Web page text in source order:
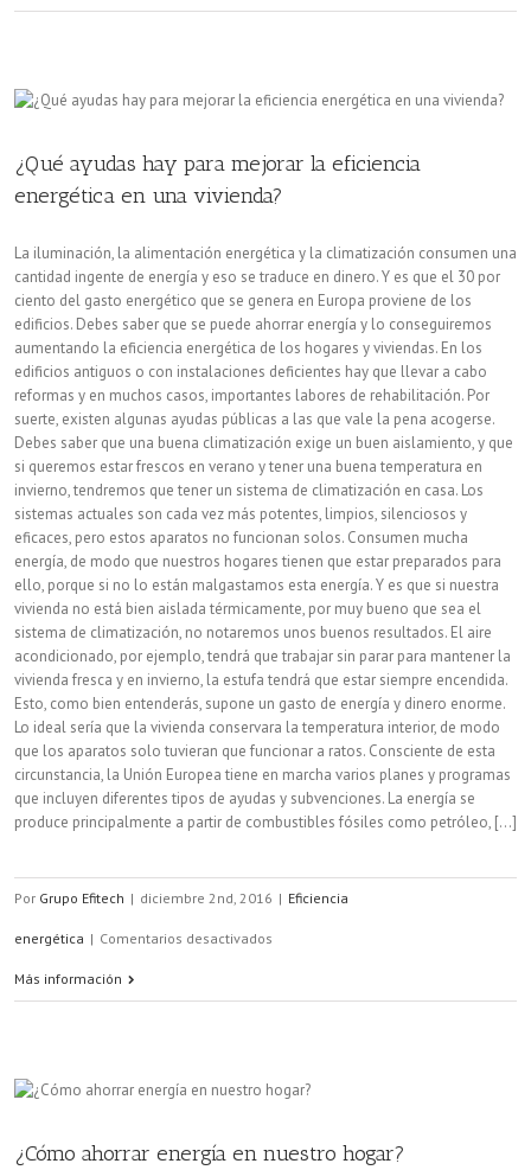
energía
eficiencia?
¿Qué ayudas hay para mejorar la eficiencia
energética en una vivienda?
La iluminación, la alimentación energética y la climatización consumen una
cantidad ingente de energía y eso se traduce en dinero. Y es que el 30 por
ciento del gasto energético que se genera en Europa proviene de los
edificios. Debes saber que se puede ahorrar energía y lo conseguiremos
aumentando la eficiencia energética de los hogares y viviendas. En los
edificios antiguos o con instalaciones deficientes hay que llevar a cabo
reformas y en muchos casos, importantes labores de rehabilitación. Por
suerte, existen algunas ayudas públicas a las que vale la pena acogerse.
Debes saber que una buena climatización exige un buen aislamiento, y que
si queremos estar frescos en verano y tener una buena temperatura en
invierno, tendremos que tener un sistema de climatización en casa. Los
sistemas actuales son cada vez más potentes, limpios, silenciosos y
eficaces, pero estos aparatos no funcionan solos. Consumen mucha
energía, de modo que nuestros hogares tienen que estar preparados para
ello, porque si no lo están malgastamos esta energía. Y es que si nuestra
vivienda no está bien aislada térmicamente, por muy bueno que sea el
sistema de climatización, no notaremos unos buenos resultados. El aire
acondicionado, por ejemplo, tendrá que trabajar sin parar para mantener la
vivienda fresca y en invierno, la estufa tendrá que estar siempre encendida.
Esto, como bien entenderás, supone un gasto de energía y dinero enorme.
Lo ideal sería que la vivienda conservara la temperatura interior, de modo
que los aparatos solo tuvieran que funcionar a ratos. Consciente de esta
circunstancia, la Unión Europea tiene en marcha varios planes y programas
que incluyen diferentes tipos de ayudas y subvenciones. La energía se
produce principalmente a partir de combustibles fósiles como petróleo, [...]
Por Grupo Efitech | diciembre 2nd, 2016 | Eficiencia
energética | Comentarios desactivados
para
Más información
¿Cómo ahorrar energía en nuestro hogar?